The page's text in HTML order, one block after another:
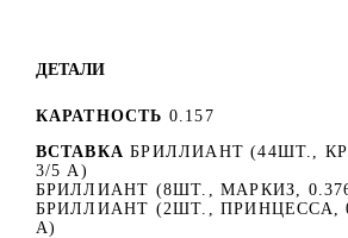
ДЕТАЛИ
КАРАТНОСТЬ 0.157
ВСТАВКА БРИЛЛИАНТ (44ШТ.,
3/5 А)
БРИЛЛИАНТ (8ШТ., МАРКИЗ,
БРИЛЛИАНТ (2ШТ., ПРИНЦЕССА,
А)